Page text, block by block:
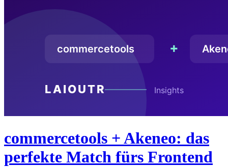
commercetools + Akeneo: das
perfekte Match fürs Frontend